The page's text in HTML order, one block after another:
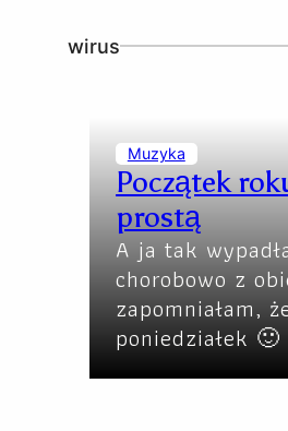
wirus
Muzyka
Początek
prostą
A ja tak
chorobowo z
zapomniałam,
poniedziałek